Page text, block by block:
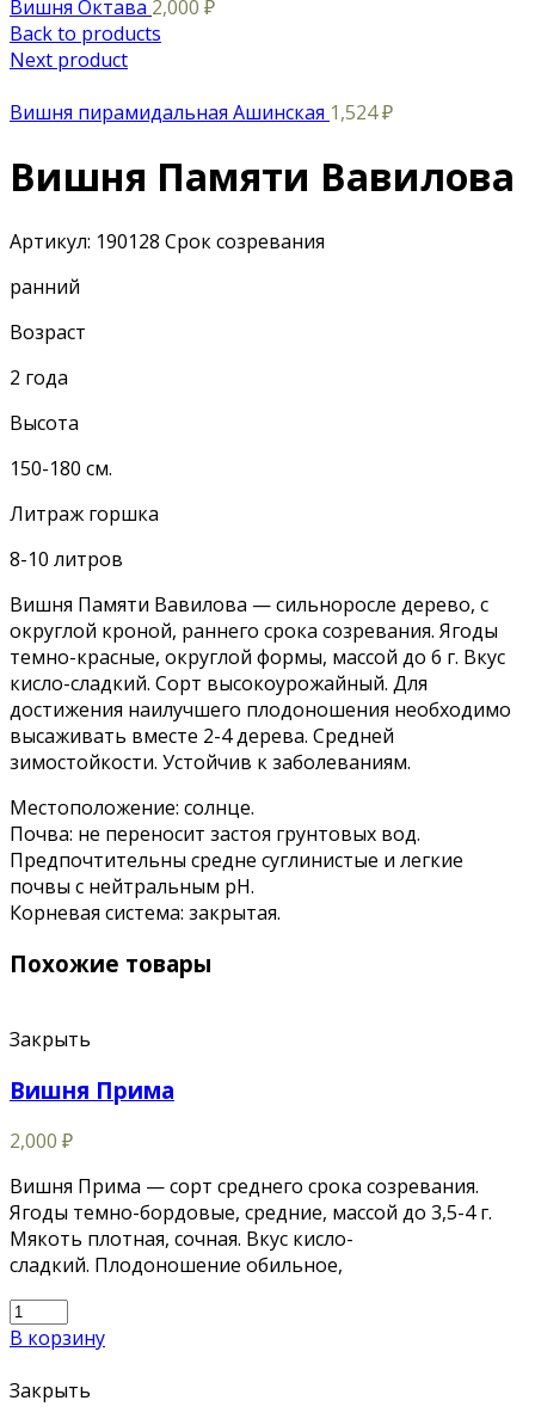
Вишня Октава 2,000 ₽
Back to products
Next product
Вишня пирамидальная Ашинская 1,524₽
Вишня Памяти Вавилова
Артикул: 190128 Срок созревания
ранний
Возраст
2 года
Высота
150-180 см.
Литраж горшка
8-10 литров
Вишня Памяти Вавилова — сильноросле дерево, с
округлой кроной, раннего срока созревания. Ягоды
темно-красные, округлой формы, массой до 6 г. Вкус
кисло-сладкий. Сорт высокоурожайный. Для
достижения наилучшего плодоношения необходимо
высаживать вместе 2-4 дерева. Средней
зимостойкости. Устойчив к заболеваниям.
Местоположение: солнце.
Почва: не переносит застоя грунтовых вод.
Предпочтительны средне суглинистые и легкие
почвы с нейтральным pH.
Корневая система: закрытая.
Похожие товары
Закрыть
Вишня Прима
2,000 ₽
Вишня Прима — сорт среднего срока созревания.
Ягоды темно-бордовые, средние, массой до 3,5-4 г.
Мякоть плотная, сочная. Вкус кисло-
сладкий. Плодоношение обильное,
В корзину
Закрыть